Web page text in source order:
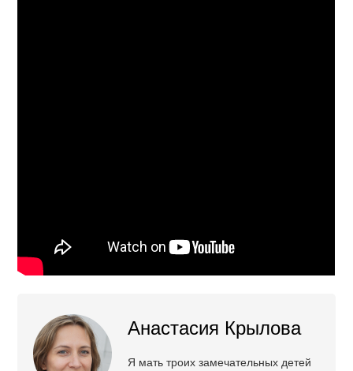
Анастасия Крылова
Я мать троих замечательных детей